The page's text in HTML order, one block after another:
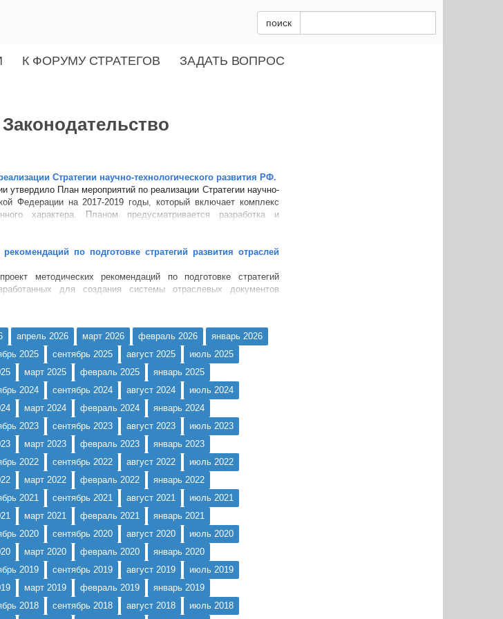
поиск
К ФОРУМУ СТРАТЕГОВ ЗАДАТЬ ВОПРОС
Стратегии научно-технологического развития РФ.
утвердило План мероприятий по реализации Стратегии научно-
Федерации на 2017-2019 годы, который включает комплекс
характера. Планом предусматривается разработка и
по подготовке стратегий развития отраслей
методических рекомендаций по подготовке стратегий
для создания системы отраслевых документов
апрель 2026 март 2026 февраль 2026
январь 2026
2025 сентябрь 2025 август 2025
июль 2025
март 2025 февраль 2025
январь 2025
2024 сентябрь 2024 август 2024
июль 2024
март 2024 февраль 2024
январь 2024
2023 сентябрь 2023 август 2023
июль 2023
март 2023 февраль 2023
январь 2023
2022 сентябрь 2022 август 2022
июль 2022
март 2022 февраль 2022
январь 2022
2021 сентябрь 2021 август 2021
июль 2021
март 2021 февраль 2021
январь 2021
2020 сентябрь 2020 август 2020
июль 2020
март 2020 февраль 2020
январь 2020
2019 сентябрь 2019 август 2019
июль 2019
март 2019 февраль 2019
январь 2019
2018 сентябрь 2018 август 2018
июль 2018